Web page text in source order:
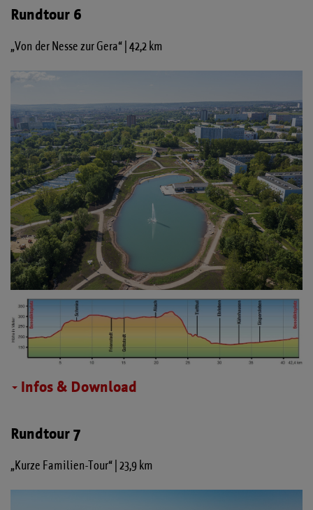
Rundtour 6
„Von der Nesse zur Gera“ | 42,2 km
Infos & Download
Rundtour 7
„Kurze Familien-Tour“ | 23,9 km